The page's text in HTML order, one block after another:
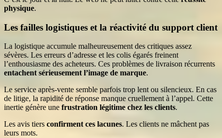
physique.
Les failles logistiques et la réactivité du support client
La logistique accumule malheureusement des critiques assez
sévères. Les erreurs d’adresse et les colis égarés freinent
l’enthousiasme des acheteurs. Ces problèmes de livraison récurrents
entachent sérieusement l’image de marque.
Le service après-vente semble parfois trop lent ou silencieux. En cas
de litige, la rapidité de réponse manque cruellement à l’appel. Cette
inertie génère une frustration légitime chez les clients.
Les avis tiers confirment ces lacunes. Les clients ne mâchent pas
leurs mots.